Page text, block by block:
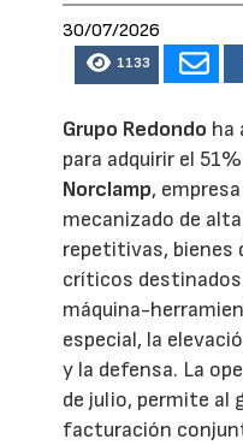
30/07/2026
1133
Grupo Redondo ha
para adquirir el
Norclamp,
mecanizado de
repetitivas, bienes
críticos
máquina-
especial, la
y la defensa. La
de julio, permite al
facturación